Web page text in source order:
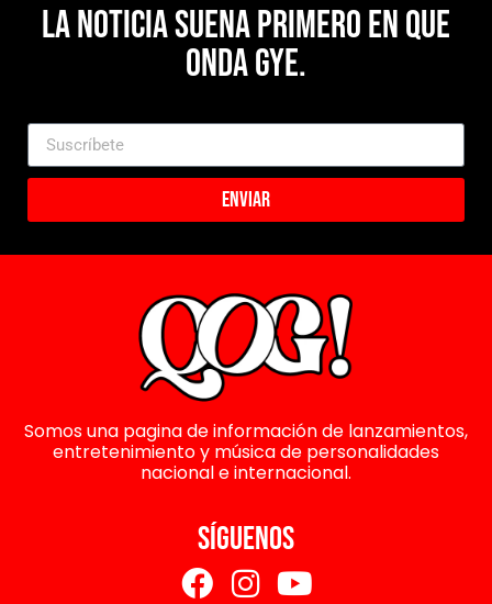
La noticia suena primero en Que
Onda Gye.
Enviar
Somos una pagina de información de lanzamientos,
entretenimiento y música de personalidades
nacional e internacional.
SÍGUENOS